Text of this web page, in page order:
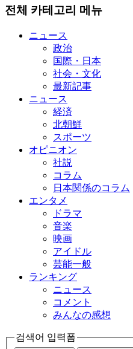
전체 카테고리 메뉴
ニュース
政治
国際・日本
社会・文化
最新記事
ニュース
経済
北朝鮮
スポーツ
オピニオン
社説
コラム
日本関係のコラム
エンタメ
ドラマ
音楽
映画
アイドル
芸能一般
ランキング
ニュース
コメント
みんなの感想
검색어 입력폼